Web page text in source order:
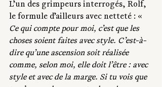
L’un des grimpeurs interrogés, Rolf,
le formule d’ailleurs avec netteté : «
Ce qui compte pour moi, c’est que les
choses soient faites avec style. C’est-à-
dire qu’une ascension soit réalisée
comme, selon moi, elle doit l’être : avec
style et avec de la marge. Si tu vois que